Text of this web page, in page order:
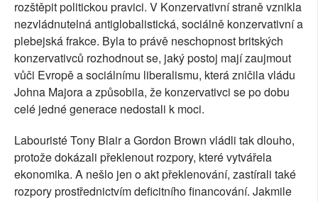
rozštěpit politickou pravici. V Konzervativní straně vznikla
nezvládnutelná antiglobalistická, sociálně konzervativní a
plebejská frakce. Byla to právě neschopnost britských
konzervativců rozhodnout se, jaký postoj mají zaujmout
vůči Evropě a sociálnímu liberalismu, která zničila vládu
Johna Majora a způsobila, že konzervativci se po dobu
celé jedné generace nedostali k moci.
Labouristé Tony Blair a Gordon Brown vládli tak dlouho,
protože dokázali překlenout rozpory, které vytvářela
ekonomika. A nešlo jen o akt překlenování, zastírali také
rozpory prostřednictvím deficitního financování. Jakmile